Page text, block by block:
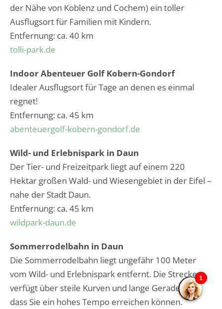
der Nähe von Koblenz und Cochem) ein toller
Ausflugsort für Familien mit Kindern.
Entfernung: ca. 40 km
tolli-park.de
Indoor Abenteuer Golf Kobern-Gondorf
Idealer Ausflugsort für Tage an denen es einmal
regnet!
Entfernung: ca. 45 km
abenteuergolf-kobern-gondorf.de
Wild- und Erlebnispark in Daun
Der Tier- und Freizeitpark liegt auf einem 220
Hektar großen Wald- und Wiesengebiet in der Eifel –
nahe der Stadt Daun.
Entfernung: ca. 45 km
wildpark-daun.de
Sommerrodelbahn in Daun
Die Sommerrodelbahn liegt ungefähr 100 Meter
vom Wild- und Erlebnispark entfernt. Die Strecke
verfügt über steile Kurven und lange Geraden, so
dass Sie ein hohes Tempo erreichen können.